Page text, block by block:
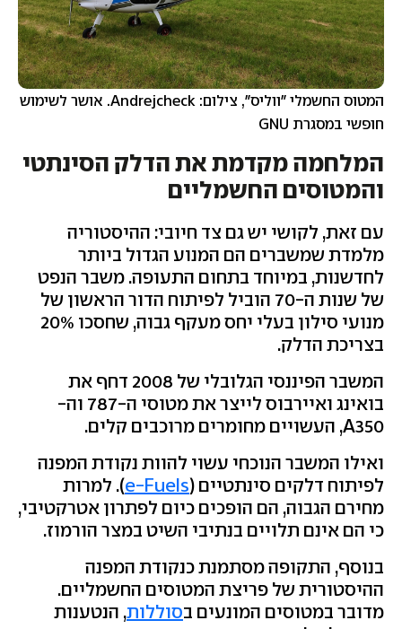
המטוס החשמלי "ווליס", צילום: Andrejcheck. אושר לשימוש
חופשי במסגרת GNU
המלחמה מקדמת את הדלק הסינתטי
והמטוסים החשמליים
עם זאת, לקושי יש גם צד חיובי: ההיסטוריה
מלמדת שמשברים הם המנוע הגדול ביותר
לחדשנות, במיוחד בתחום התעופה. משבר הנפט
של שנות ה-70 הוביל לפיתוח הדור הראשון של
מנועי סילון בעלי יחס מעקף גבוה, שחסכו 20%
בצריכת הדלק.
המשבר הפיננסי הגלובלי של 2008 דחף את
בואינג ואיירבוס לייצר את מטוסי ה-787 וה-
A350, העשויים מחומרים מרוכבים קלים.
ואילו המשבר הנוכחי עשוי להוות נקודת המפנה
לפיתוח דלקים סינתטיים (e-Fuels). למרות
מחירם הגבוה, הם הופכים כיום לפתרון אטרקטיבי,
כי הם אינם תלויים בנתיבי השיט במצר הורמוז.
בנוסף, התקופה מסתמנת כנקודת המפנה
ההיסטורית של פריצת המטוסים החשמליים.
מדובר במטוסים המונעים בסוללות, הנטענות